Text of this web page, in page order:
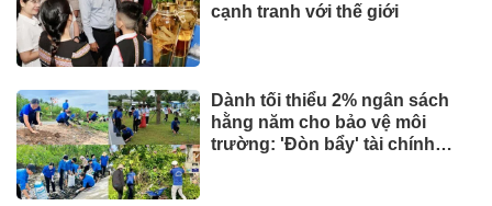
cạnh tranh với thế giới
Dành tối thiểu 2% ngân sách
hằng năm cho bảo vệ môi
trường: 'Đòn bẩy' tài chính